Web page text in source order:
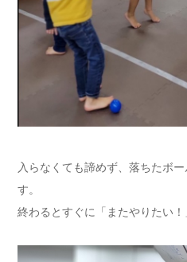
入らなくても諦めず、落ちたボ
す。
終わるとすぐに「またやりたい